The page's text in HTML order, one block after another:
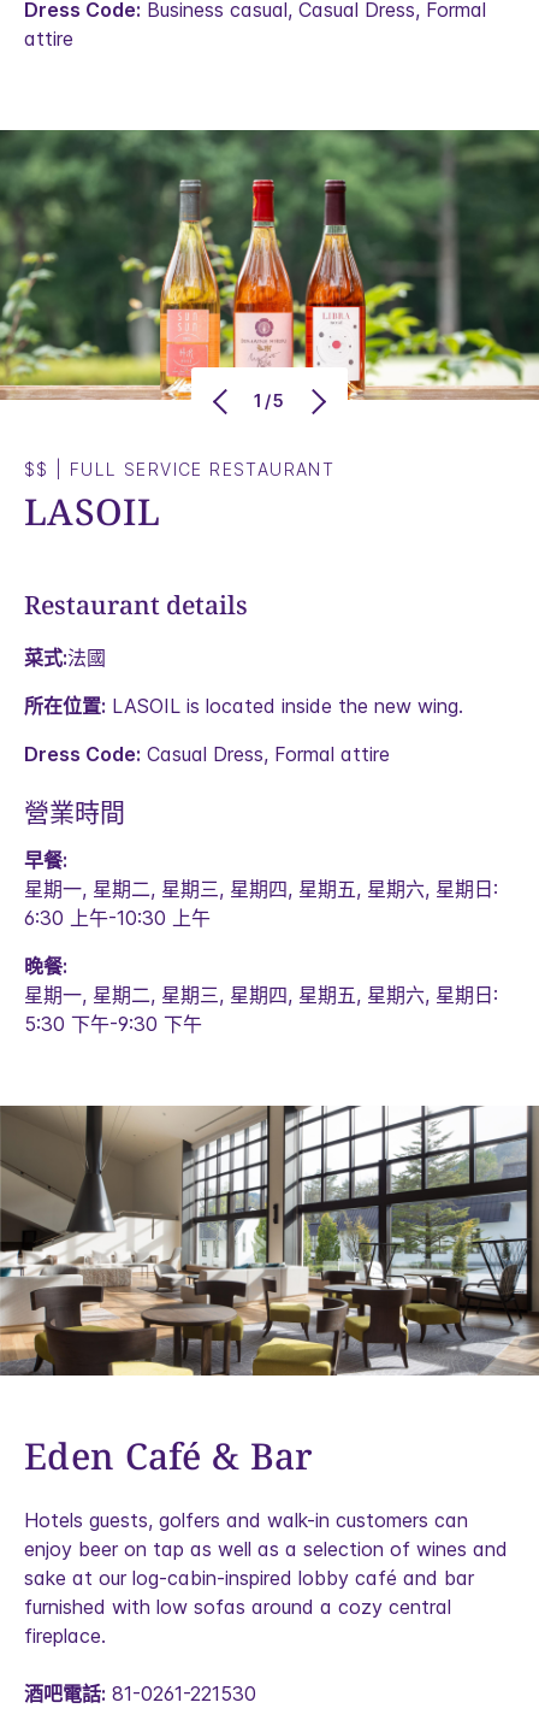
Dress Code: Business casual, Casual Dress, Formal
attire
1/5
$$ FULL SERVICE RESTAURANT
LASOIL
Restaurant details
菜式:法國
所在位置: LASOIL is located inside the new wing.
Dress Code: Casual Dress, Formal attire
營業時間
早餐:
星期一, 星期二, 星期三, 星期四, 星期五, 星期六, 星期日:
6:30 上午-10:30 上午
晚餐:
星期一, 星期二, 星期三, 星期四, 星期五, 星期六, 星期日:
5:30 下午-9:30 下午
Eden Café & Bar
Hotels guests, golfers and walk-in customers can
enjoy beer on tap as well as a selection of wines and
sake at our log-cabin-inspired lobby café and bar
furnished with low sofas around a cozy central
fireplace.
酒吧電話: 81-0261-221530